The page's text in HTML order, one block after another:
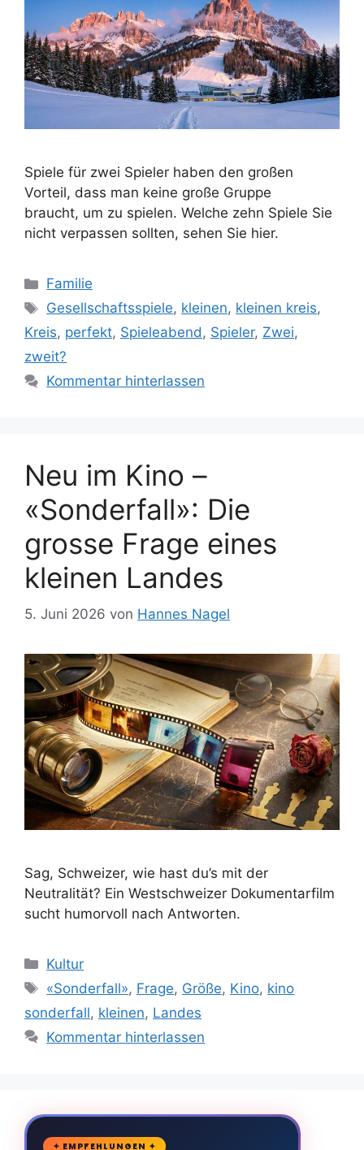
Spiele für zwei Spieler haben den großen
Vorteil, dass man keine große Gruppe
braucht, um zu spielen. Welche zehn Spiele Sie
nicht verpassen sollten, sehen Sie hier.
Kategorien
Familie
Schlagwörter
Gesellschaftsspiele, kleinen, kleinen kreis,
Kreis, perfekt, Spieleabend, Spieler, Zwei,
zweit?
Kommentar hinterlassen
Neu im Kino –
«Sonderfall»: Die
grosse Frage eines
kleinen Landes
5. Juni 2026 von Hannes Nagel
Sag, Schweizer, wie hast du’s mit der
Neutralität? Ein Westschweizer Dokumentarfilm
sucht humorvoll nach Antworten.
Kategorien
Kultur
Schlagwörter
«Sonderfall», Frage, Größe, Kino, kino
sonderfall, kleinen, Landes
Kommentar hinterlassen
✦ EMPFEHLUNGEN ✦